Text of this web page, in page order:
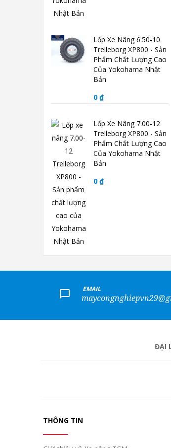
Lốp Xe Nâng 6.50-10
Trelleborg XP800 - Sản
Phẩm Chất Lượng Cao
Của Yokohama Nhật
Bản
0 ₫
Lốp Xe Nâng 7.00-12
Trelleborg XP800 - Sản
Phẩm Chất Lượng Cao
Của Yokohama Nhật
Bản
0 ₫
EMAIL
ĐẠI
THÔNG TIN